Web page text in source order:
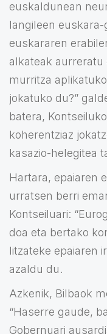
euskaldunean
langileen
euskararen
alkateak aurreratu
murritza
jokatuko du?”
batera,
koherentziaz
kasazio-helegitea
Hartara, epaiaren
urratsen berri
Kontseiluari:
doa eta bertako
litzateke epaiaren
azaldu du.
Azkenik, Bilbaok
“Haserre gaude,
Gobernuari